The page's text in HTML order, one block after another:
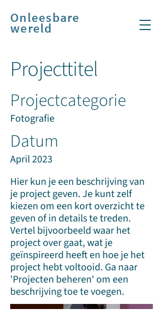
Onleesbare
wereld
Projecttitel
Projectcategorie
Fotografie
Datum
April 2023
Hier kun je een beschrijving van
je project geven. Je kunt zelf
kiezen om een kort overzicht te
geven of in details te treden.
Vertel bijvoorbeeld waar het
project over gaat, wat je
geïnspireerd heeft en hoe je het
project hebt voltooid. Ga naar
'Projecten beheren' om een
beschrijving toe te voegen.